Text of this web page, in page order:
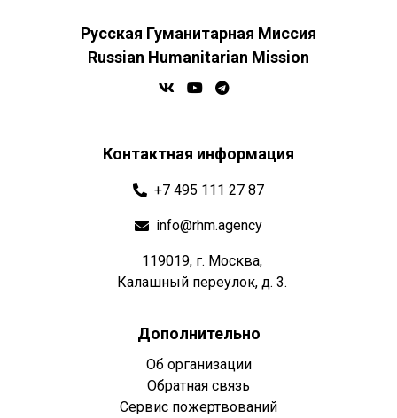
Русская Гуманитарная Миссия
Russian Humanitarian Mission
Контактная информация
+7 495 111 27 87
info@rhm.agency
119019, г. Москва,
Калашный переулок, д. 3.
Дополнительно
Об организации
Обратная связь
Сервис пожертвований